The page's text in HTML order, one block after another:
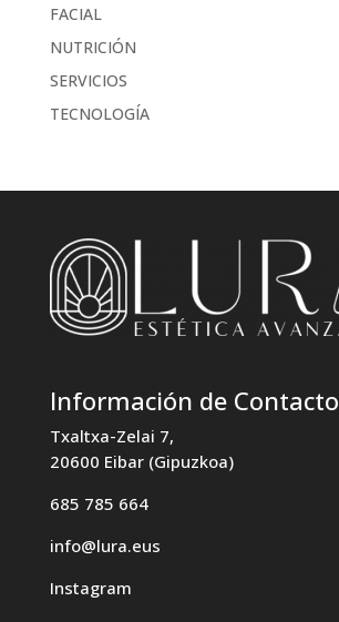
FACIAL
NUTRICIÓN
SERVICIOS
TECNOLOGÍA
Información de Contacto
Txaltxa-Zelai 7,
20600 Eibar (Gipuzkoa)
685 785 664
info@lura.eus
Instagram